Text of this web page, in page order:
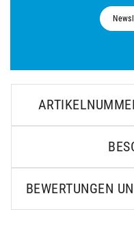
BEWERTUNGEN